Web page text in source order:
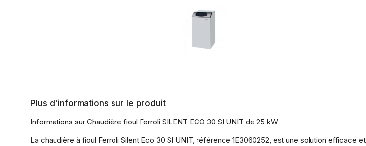
Plus d'informations sur le produit
Informations sur Chaudière fioul Ferroli SILENT ECO 30 SI UNIT de 25 kW
La chaudière à fioul Ferroli Silent Eco 30 SI UNIT, référence 1E3060252, est une solution efficace et